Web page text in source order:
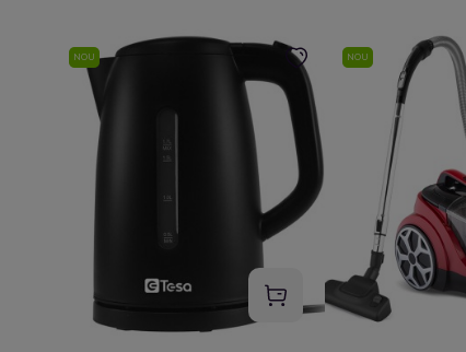
NOU NOU